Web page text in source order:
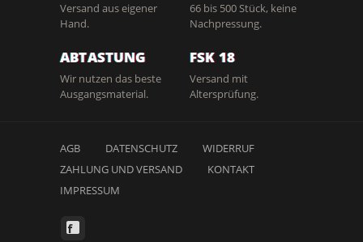
Versand aus eigener
Hand.
66 bis 500 Stück, keine
Nachpressung.
ABTASTUNG
Wir nutzen das beste
Ausgangsmaterial.
FSK 18
Versand mit
Altersprüfung.
AGB DATENSCHUTZ
WIDERRUF
ZAHLUNG UND VERSAND
KONTAKT
IMPRESSUM